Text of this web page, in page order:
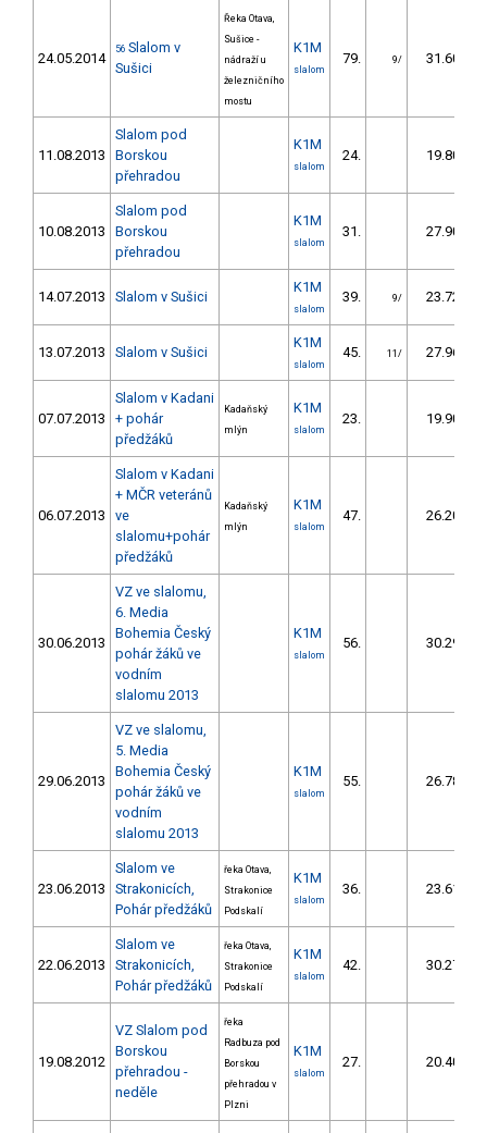
24.05.2014
56 Slalom v
Sušici
Řeka Otava,
Sušice -
nádraží u
železničního
mostu
K1M
slalom
79. 9/ 31.60
11.08.2013
Slalom pod
Borskou
přehradou
K1M
slalom
24. 19.80
10.08.2013
Slalom pod
Borskou
přehradou
K1M
slalom
31. 27.90
14.07.2013 Slalom v Sušici
K1M
slalom
39. 9/ 23.72
13.07.2013 Slalom v Sušici
K1M
slalom
45. 11/ 27.96
07.07.2013
Slalom v Kadani
+ pohár
předžáků
Kadaňský
mlýn
K1M
slalom
23. 19.90
06.07.2013
Slalom v Kadani
+ MČR veteránů
ve
slalomu+pohár
předžáků
Kadaňský
mlýn
K1M
slalom
47. 26.20
30.06.2013
VZ ve slalomu,
6. Media
Bohemia Český
pohár žáků ve
vodním
slalomu 2013
K1M
slalom
56. 30.29
29.06.2013
VZ ve slalomu,
5. Media
Bohemia Český
pohár žáků ve
vodním
slalomu 2013
K1M
slalom
55. 26.78
23.06.2013
Slalom ve
Strakonicích,
Pohár předžáků
řeka Otava,
Strakonice
Podskalí
K1M
slalom
36. 23.61
22.06.2013
Slalom ve
Strakonicích,
Pohár předžáků
řeka Otava,
Strakonice
Podskalí
K1M
slalom
42. 30.27
19.08.2012
VZ Slalom pod
Borskou
přehradou -
neděle
řeka
Radbuza pod
Borskou
přehradou v
Plzni
K1M
slalom
27. 20.40